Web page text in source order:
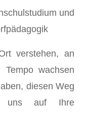
und
verstehen, an
wachsen
diesen Weg
uns auf Ihre